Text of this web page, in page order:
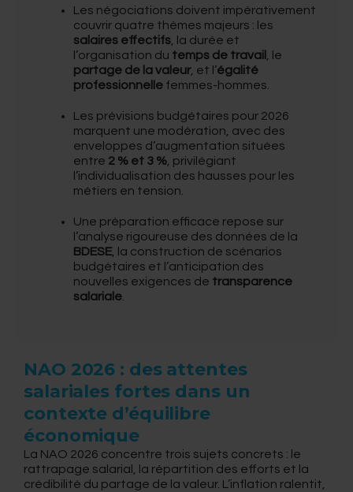
Les négociations doivent impérativement
couvrir quatre thèmes majeurs : les
salaires effectifs, la durée et
l’organisation du temps de travail , le
partage de la valeur, et l’égalité
professionnelle femmes-hommes.
Les prévisions budgétaires pour 2026
marquent une modération, avec des
enveloppes d’augmentation situées
entre 2 % et 3 %, privilégiant
l’individualisation des hausses pour les
métiers en tension.
Une préparation efficace repose sur
l’analyse rigoureuse des données de la
BDESE, la construction de scénarios
budgétaires et l’anticipation des
nouvelles exigences de transparence
salariale.
NAO 2026 : des attentes
salariales fortes dans un
contexte d’équilibre
économique
La NAO 2026 concentre trois sujets concrets : le
rattrapage salarial, la répartition des efforts et la
crédibilité du partage de la valeur. L’inflation ralentit,